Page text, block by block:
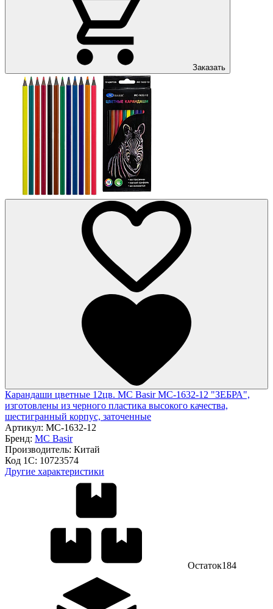
Заказать
Карандаши цветные 12цв. MC Basir МС-1632-12 "ЗЕБРА",
изготовлены из черного пластика высокого качества,
шестигранный корпус, заточенные
Артикул: МС-1632-12
Бренд: MC Basir
Производитель: Китай
Код 1С: 10723574
Другие характеристики
Остаток184